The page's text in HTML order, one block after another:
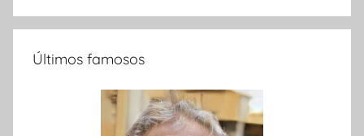
Últimos famosos